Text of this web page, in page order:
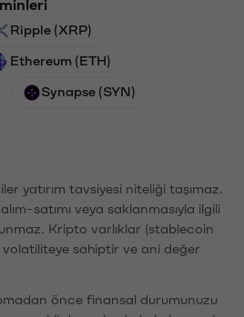
Ripple (XRP)
Ethereum (ETH)
Synapse (SYN)
yatırım tavsiyesi niteliği taşımaz.
satımı veya saklanmasıyla ilgili
Kripto varlıklar (stablecoin
volatiliteye sahiptir ve ani değer
önce finansal durumunuzu